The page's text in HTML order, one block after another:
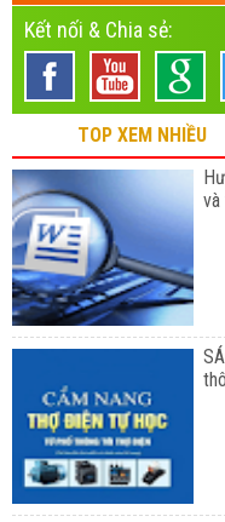
Kết nối & Chia sẻ:
TOP XEM NHIỀU
và